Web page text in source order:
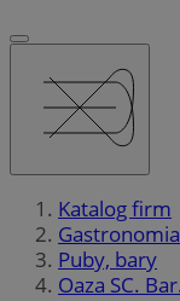
Katalog firm
Gastronomia
Puby, bary
Oaza SC.